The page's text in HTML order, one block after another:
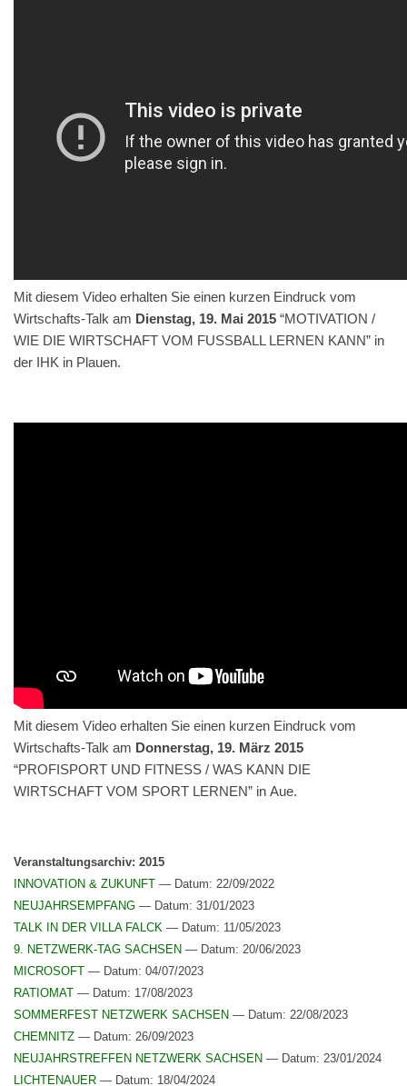
Mit diesem Video erhal­ten Sie einen kur­zen Ein­druck vom
Wirtschafts-Talk am Dien­stag, 19. Mai 2015 “MOTIVATION /
WIE DIE WIRTSCHAFT VOM FUSSBALL LERNEN KANN” in
der IHK in Plauen.
Mit diesem Video erhal­ten Sie einen kur­zen Ein­druck vom
Wirtschafts-Talk am Don­ner­stag, 19. März 2015
“PROFISPORT UND FITNESS / WAS KANN DIE
WIRTSCHAFT VOM SPORT LERNEN” in Aue.
Ver­anstal­tungsarchiv: 2015
INNOVATION & ZUKUNFT — Datum: 22/09/2022
NEUJAHRSEMPFANG — Datum: 31/01/2023
TALK IN DER VILLA FALCK — Datum: 11/05/2023
9. NETZWERK-TAG SACHSEN — Datum: 20/06/2023
MICROSOFT — Datum: 04/07/2023
RATIOMAT — Datum: 17/08/2023
SOMMERFEST NETZWERK SACHSEN — Datum: 22/08/2023
CHEMNITZ — Datum: 26/09/2023
NEUJAHRSTREFFEN NETZWERK SACHSEN — Datum: 23/01/2024
LICHTENAUER — Datum: 18/04/2024